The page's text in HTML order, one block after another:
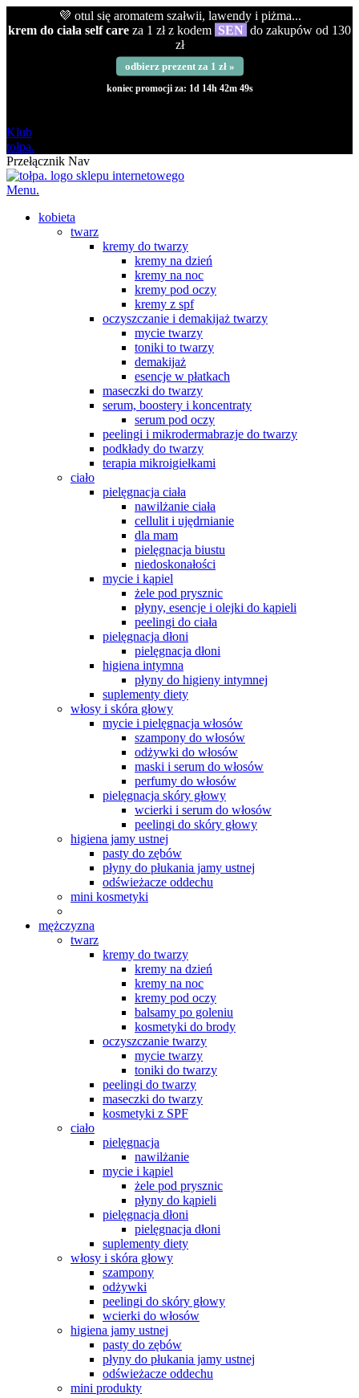
💜 otul się aromatem szałwii, lawendy i piżma...
krem do ciała self care za 1 zł z kodem SEN do zakupów od 130
zł
odbierz prezent za 1 zł »
koniec promocji za: 1d 14h 42m 48s
Klub
tołpa.
Przełącznik Nav
Menu.
kobieta
twarz
kremy do twarzy
kremy na dzień
kremy na noc
kremy pod oczy
kremy z spf
oczyszczanie i demakijaż twarzy
mycie twarzy
toniki to twarzy
demakijaż
esencje w płatkach
maseczki do twarzy
serum, boostery i koncentraty
serum pod oczy
peelingi i mikrodermabrazje do twarzy
podkłady do twarzy
terapia mikroigiełkami
ciało
pielęgnacja ciała
nawilżanie ciała
cellulit i ujędrnianie
dla mam
pielęgnacja biustu
niedoskonałości
mycie i kąpiel
żele pod prysznic
płyny, esencje i olejki do kąpieli
peelingi do ciała
pielęgnacja dłoni
pielęgnacja dłoni
higiena intymna
płyny do higieny intymnej
suplementy diety
włosy i skóra głowy
mycie i pielęgnacja włosów
szampony do włosów
odżywki do włosów
maski i serum do włosów
perfumy do włosów
pielęgnacja skóry głowy
wcierki i serum do włosów
peelingi do skóry głowy
higiena jamy ustnej
pasty do zębów
płyny do płukania jamy ustnej
odświeżacze oddechu
mini kosmetyki
mężczyzna
twarz
kremy do twarzy
kremy na dzień
kremy na noc
kremy pod oczy
balsamy po goleniu
kosmetyki do brody
oczyszczanie twarzy
mycie twarzy
toniki do twarzy
peelingi do twarzy
maseczki do twarzy
kosmetyki z SPF
ciało
pielęgnacja
nawilżanie
mycie i kąpiel
żele pod prysznic
płyny do kąpieli
pielęgnacja dłoni
pielęgnacja dłoni
suplementy diety
włosy i skóra głowy
szampony
odżywki
peelingi do skóry głowy
wcierki do włosów
higiena jamy ustnej
pasty do zębów
płyny do płukania jamy ustnej
odświeżacze oddechu
mini produkty